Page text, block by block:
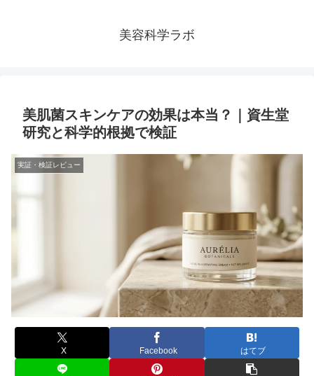
美容科学ラボ
美肌菌スキンケアの効果は本当？｜資生堂
研究と科学的根拠で検証
実証・検証レビュー
X Facebook はてブ